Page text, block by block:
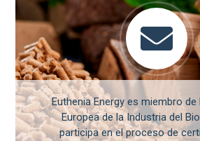
Euthenia Energy es miembro
Europea de la Industria del
participa en el proceso de